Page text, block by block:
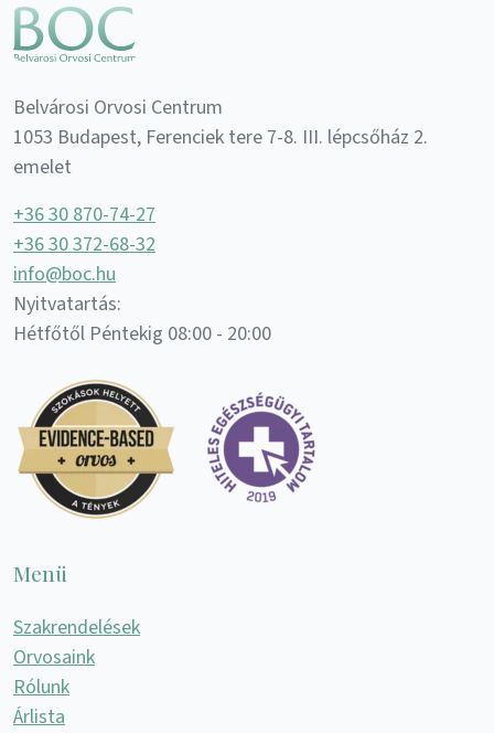
Belvárosi Orvosi Centrum
1053 Budapest, Ferenciek tere 7-8. III. lépcsőház 2.
emelet
+36 30 870-74-27
+36 30 372-68-32
info@boc.hu
Nyitvatartás:
Hétfőtől Péntekig 08:00 - 20:00
Menü
Szakrendelések
Orvosaink
Rólunk
Árlista